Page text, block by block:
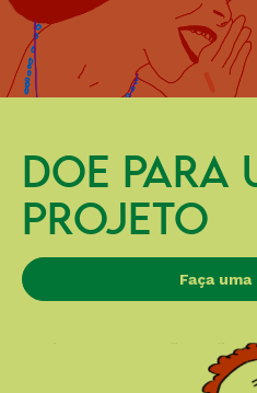
DOE PARA
PROJETO
Faça uma